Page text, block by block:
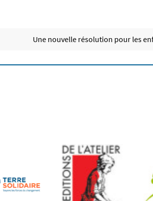
Une nouvelle résolution pour les